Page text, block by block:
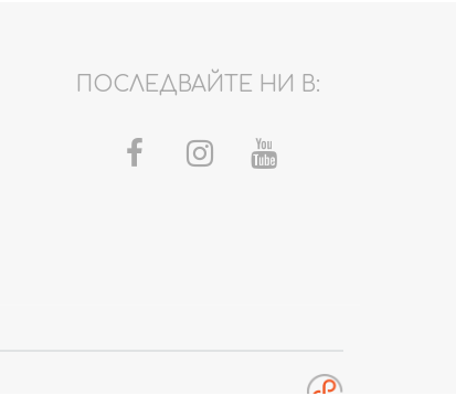
ПОСЛЕДВАЙТЕ НИ В: